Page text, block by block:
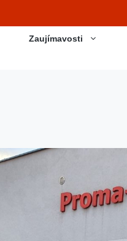
Zaujímavosti